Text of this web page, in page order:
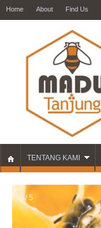
Home About Find Us
TENTANG KAMI
1 / 5